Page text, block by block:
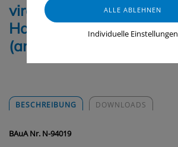
viraPROTECT® Plus -
Handdesinfektion
(anwendungsfertig)
BESCHREIBUNG DOWNLOADS
BAuA Nr. N-94019
Individuelle Einstellungen